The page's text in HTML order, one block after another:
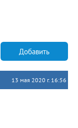
Добавить
13 мая 2020 г. 16:56